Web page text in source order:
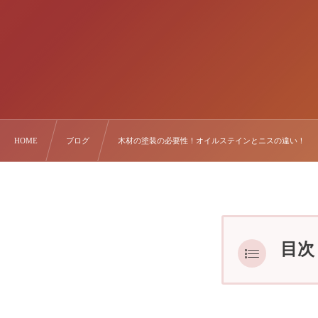
HOME ブログ 木材の塗装の必要性！オイルステインとニスの違い！
目次
木